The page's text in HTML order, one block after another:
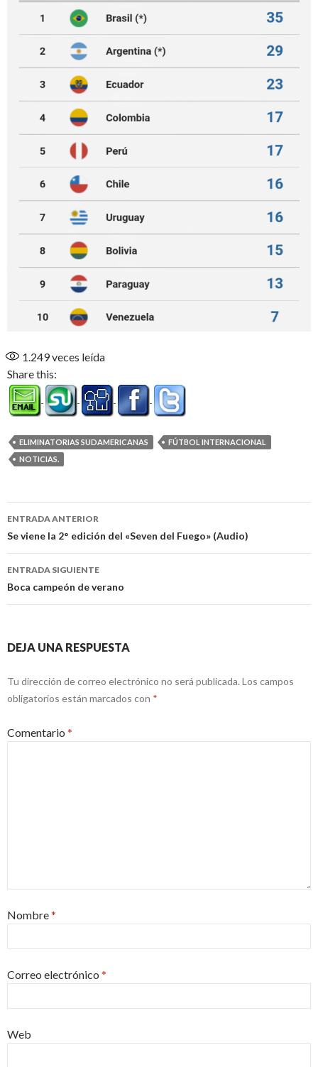
1.249veces leída
Share this:
ELIMINATORIAS SUDAMERICANAS
FÚTBOL INTERNACIONAL
NOTICIAS.
Navegación
de
entradas
ENTRADA ANTERIOR
Se viene la 2° edición del «Seven del Fuego» (Audio)
ENTRADA SIGUIENTE
Boca campeón de verano
DEJA UNA RESPUESTA
Tu dirección de correo electrónico no será publicada. Los campos
obligatorios están marcados con *
Comentario *
Nombre*
Correo electrónico *
Web